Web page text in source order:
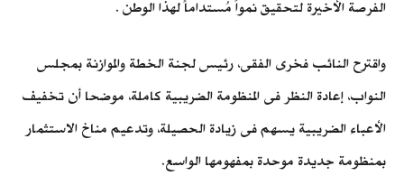
الفرصة الأخيرة لتحقيق نمواً مُستداماً لهذا الوطن .
واقترح النائب فخرى الفقى، رئيس لجنة الخطة والموازنة بمجلس
النواب، إعادة النظر فى المنظومة الضريبية كاملة، موضحا أن تخفيف
الأعباء الضريبية يسهم فى زيادة الحصيلة، وتدعيم مناخ الاستثمار
بمنظومة جديدة موحدة بمفهومها الواسع.